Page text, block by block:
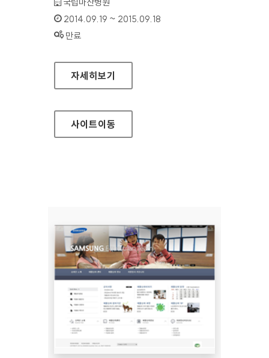
인증기간 :
2014.09.19 ~ 2015.09.18
상태 :
만료
국립마산병원 홈페이지
자세히보기
사이트이동